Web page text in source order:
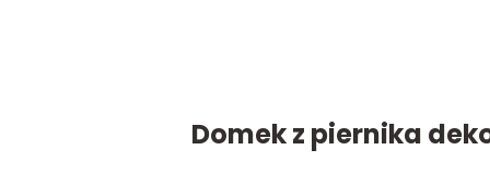
Domek z piernika